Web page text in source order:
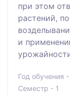
при этом
растений,
и
Год обучения
Семестр - 1